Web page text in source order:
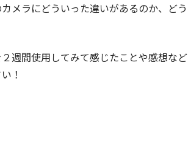
メラにどういった違いがあるのか、ど
週間使用してみて感じたことや感想な
！